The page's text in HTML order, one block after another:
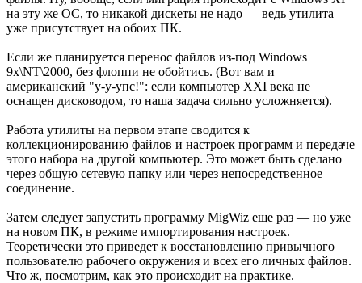
на эту же ОС, то никакой дискеты не надо — ведь утилита
уже присутствует на обоих ПК.
Если же планируется перенос файлов из-под Windows
9x\NT\2000, без флоппи не обойтись. (Вот вам и
американский "у-у-упс!": если компьютер XXI века не
оснащен дисководом, то наша задача сильно усложняется).
Работа утилиты на первом этапе сводится к
коллекционированию файлов и настроек программ и передаче
этого набора на другой компьютер. Это может быть сделано
через общую сетевую папку или через непосредственное
соединение.
Затем следует запустить программу MigWiz еще раз — но уже
на новом ПК, в режиме импортирования настроек.
Теоретически это приведет к восстановлению привычного
пользователю рабочего окружения и всех его личных файлов.
Что ж, посмотрим, как это происходит на практике.